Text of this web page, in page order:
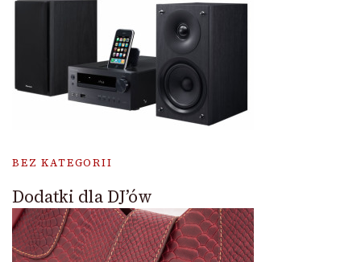
BEZ KATEGORII
Dodatki dla DJ’ów